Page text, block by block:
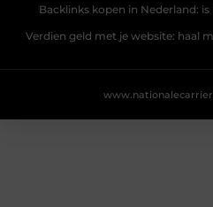
Backlinks kopen in Nederland:
Verdien geld met je website: haal